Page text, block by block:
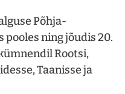
Põhja-
pooles ning jõudis 20.
Rootsi,
Taanisse ja